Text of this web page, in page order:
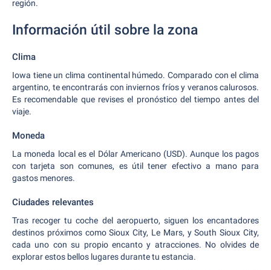
región.
Información útil sobre la zona
Clima
Iowa tiene un clima continental húmedo. Comparado con el clima
argentino, te encontrarás con inviernos fríos y veranos calurosos.
Es recomendable que revises el pronóstico del tiempo antes del
viaje.
Moneda
La moneda local es el Dólar Americano (USD). Aunque los pagos
con tarjeta son comunes, es útil tener efectivo a mano para
gastos menores.
Ciudades relevantes
Tras recoger tu coche del aeropuerto, siguen los encantadores
destinos próximos como Sioux City, Le Mars, y South Sioux City,
cada uno con su propio encanto y atracciones. No olvides de
explorar estos bellos lugares durante tu estancia.